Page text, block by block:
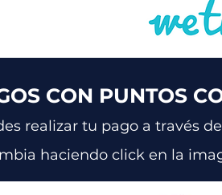
CON PUNTOS
realizar tu pago a través
haciendo click en la